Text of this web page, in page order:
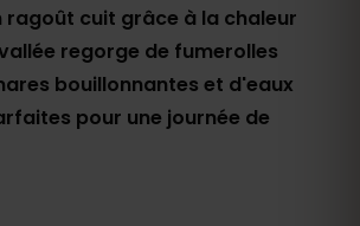
ragoût cuit grâce à la chaleur
regorge de fumerolles
bouillonnantes et d'eaux
pour une journée de